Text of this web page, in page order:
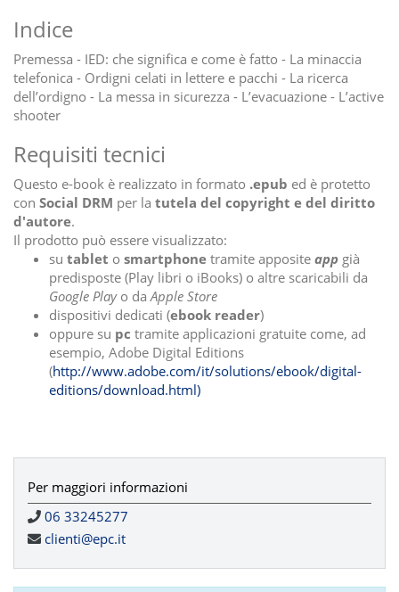
Indice
Premessa - IED: che significa e come è fatto - La minaccia
telefonica - Ordigni celati in lettere e pacchi - La ricerca
dell’ordigno - La messa in sicurezza - L’evacuazione - L’active
shooter
Requisiti tecnici
Questo e-book è realizzato in formato .epub ed è protetto
con Social DRM per la tutela del copyright e del diritto
d'autore.
Il prodotto può essere visualizzato:
su tablet o smartphone tramite apposite app già
predisposte (Play libri o iBooks) o altre scaricabili da
Google Playo da Apple Store
dispositivi dedicati (ebook reader)
oppure su pc tramite applicazioni gratuite come, ad
esempio, Adobe Digital Editions
(http://www.adobe.com/it/solutions/ebook/digital-
editions/download.html)
Per maggiori informazioni
06 33245277
clienti@epc.it